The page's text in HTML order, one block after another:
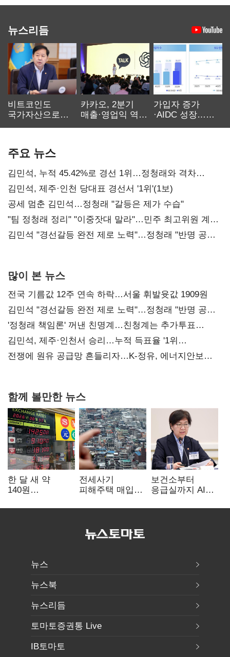
뉴스리듬
비트코인도
국가자산으로…'
카카오, 2분기
매출·영업익 역대
가입자 증가
·AIDC 성장…
주요 뉴스
김민석, 누적 45.42%로 경선 1위…정청래와 격차
0.86%p(2보)
김민석, 제주·인천 당대표 경선서 '1위'(1보)
공세 멈춘 김민석…정청래 "갈등은 제가 수습"
"팀 정청래 정리" "이중잣대 말라"…민주 최고위원 계파
다툼 격화
김민석 "경선갈등 완전 제로 노력"…정청래 "반명 공세
많이 본 뉴스
전국 기름값 12주 연속 하락…서울 휘발윳값 1909원
김민석 "경선갈등 완전 제로 노력"…정청래 "반명 공세
사과부터"
'정청래 책임론' 꺼낸 친명계…친청계는 추가투표
때리기
김민석, 제주·인천서 승리…누적 득표율 '1위
탈환'(종합)
전쟁에 원유 공급망 흔들리자…K-정유, 에너지안보
함께 볼만한 뉴스
한 달 새 약
140원
엔저'에 원화
전세사기
피해주택 매입
누적 피해자
보건소부터
응급실까지 AI
혁신 본격화
뉴스
뉴스북
뉴스리듬
토마토증권통 Live
IB토마토